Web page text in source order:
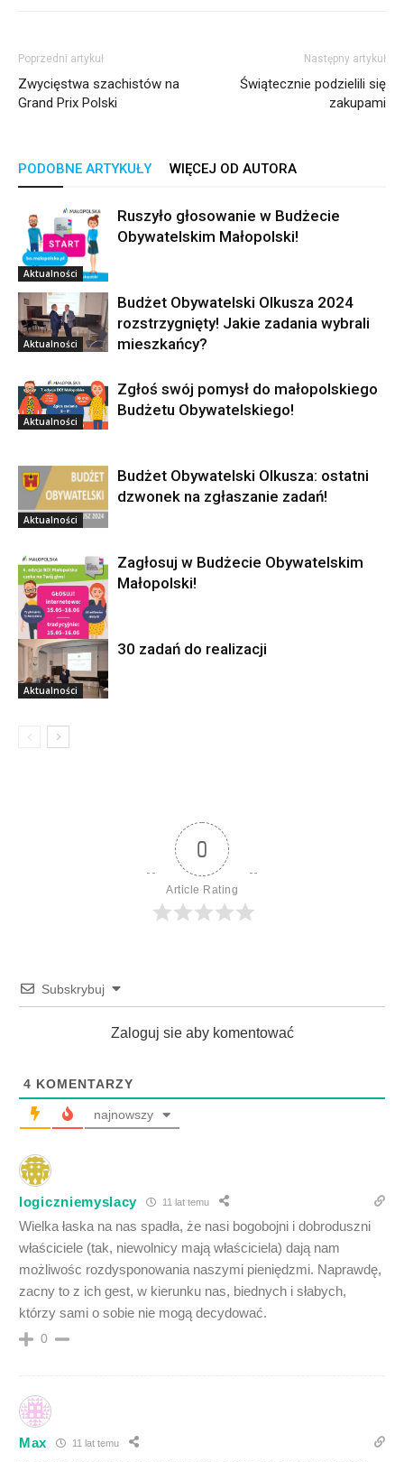
Poprzedni artykuł
Zwycięstwa szachistów na
Grand Prix Polski
Następny artykuł
Świątecznie podzielili się
zakupami
PODOBNE ARTYKUŁY WIĘCEJ OD AUTORA
Aktualności
Ruszyło głosowanie w Budżecie
Obywatelskim Małopolski!
Aktualności
Budżet Obywatelski Olkusza 2024
rozstrzygnięty! Jakie zadania wybrali
mieszkańcy?
Aktualności
Zgłoś swój pomysł do małopolskiego
Budżetu Obywatelskiego!
Aktualności
Budżet Obywatelski Olkusza: ostatni
dzwonek na zgłaszanie zadań!
Aktualności
Zagłosuj w Budżecie Obywatelskim
Małopolski!
Aktualności
30 zadań do realizacji
0
Article Rating
Subskrybuj
Zaloguj sie aby komentować
4 KOMENTARZY
najnowszy
logiczniemyslacy 11 lat temu
Wielka łaska na nas spadła, że nasi bogobojni i dobroduszni
właściciele (tak, niewolnicy mają właściciela) dają nam
możliwośc rozdysponowania naszymi pieniędzmi. Naprawdę,
zacny to z ich gest, w kierunku nas, biednych i słabych,
którzy sami o sobie nie mogą decydować.
0
Max 11 lat temu